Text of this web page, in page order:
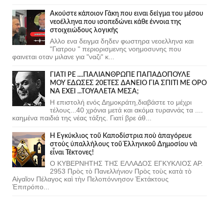
Ακούστε κάποιον Γάκη που ειναι δείγμα του μέσου
νεοέλληνα που ισοπεδώνει κάθε έννοια της
στοιχειώδους λογικής
Αλλο ενα δειγμα δηδεν φωστηρα νεοελληνα και
"Γιατρου " περιορισμενης νοημοσυνης που
φαινεται οταν μιλανε για "ναζι" κ...
ΓΙΑΤΙ ΡΕ ....ΠΑΛΙΑΝΘΡΩΠΕ ΠΑΠΑΔΟΠΟΥΛΕ
ΜΟΥ ΕΔΩΣΕΣ 20ΕΤΕΣ ΔΑΝΕΙΟ ΓΙΑ ΣΠΙΤΙ ΜΕ ΟΡΟ
ΝΑ ΕΧΕΙ ...ΤΟΥΑΛΕΤΑ ΜΕΣΑ;
Η επιστολή ενός Δημοκράτη,διαβάστε το μέχρι
τέλους...40 χρόνια μετά και ακόμα τυραννάς τα ....
καημένα παιδιά της νέας τάξης. Γιατί βρε άθ...
Ἡ Ἐγκύκλιος τοῦ Καποδίστρια ποὺ ἀπαγόρευε
στοὺς ὑπαλλήλους τοῦ Ἑλληνικοῦ Δημοσίου νὰ
εἶναι Τέκτονες!
Ο ΚΥΒΕΡΝΗΤΗΣ ΤΗΣ ΕΛΛΑΔΟΣ ΕΓΚΥΚΛΙΟΣ ΑΡ.
2953 Πρὸς τὸ Πανελλήνιον Πρὸς τοὺς κατὰ τὸ
Αἰγαῖον Πέλαγος καὶ τὴν Πελοπόννησον Ἐκτάκτους
Ἐπιτρόπο...